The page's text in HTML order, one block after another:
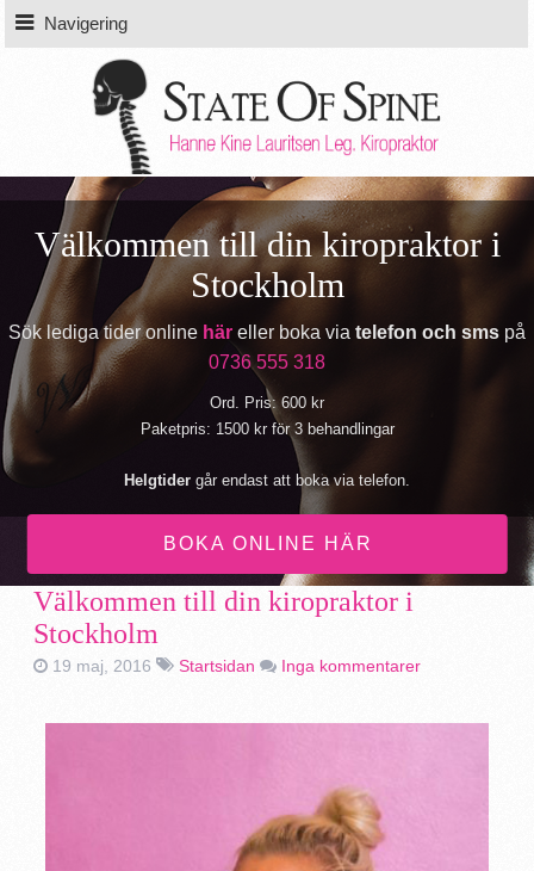
Navigering
Välkommen till din kiropraktor i
Stockholm
Sök lediga tider online här eller boka via telefon och sms på
0736 555 318
Ord. Pris: 600 kr
Paketpris: 1500 kr för 3 behandlingar
Helgtider går endast att boka via telefon.
BOKA ONLINE HÄR
Välkommen till din kiropraktor i
Stockholm
19 maj, 2016 Startsidan Inga kommentarer